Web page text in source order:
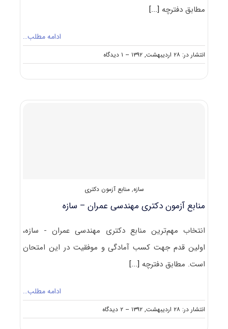
مطابق دفترچه [...]
ادامه مطلب…
انتشار در: ۲۸ اردیبهشت, ۱۳۹۲ -- ۱ دیدگاه
on
منابع
عمران
سازه,منابع آزمون دکتری
منابع آزمون دکتری مهندسی عمران – سازه
انتخاب مهم‌ترین منابع دکتری مهندسی عمران - سازه،
اولین قدم جهت کسب آمادگی و موفقیت در این امتحان
است. مطابق دفترچه [...]
ادامه مطلب…
انتشار در: ۲۸ اردیبهشت, ۱۳۹۲ -- ۲ دیدگاه
on
منابع